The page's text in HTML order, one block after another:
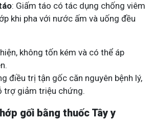
: Giấm táo có tác dụng chống viêm
khi pha với nước ấm và uống đều
không tốn kém và có thể áp
điều trị tận gốc căn nguyên bệnh lý,
trợ giảm triệu chứng.
gối bằng thuốc Tây y